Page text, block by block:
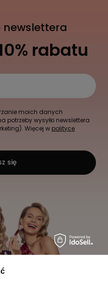
newslettera
rabatu
moich danych
wysyłki newslettera
Więcej w polityce
się